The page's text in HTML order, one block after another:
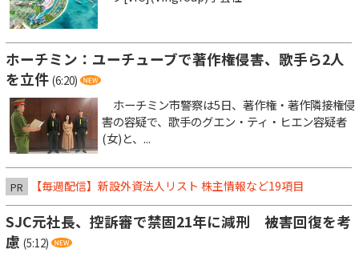
ホーチミン：ユーチューブで著作権侵害、歌手ら2人
を立件 (6:20)
ホーチミン市警察は5日、著作権・著作隣接権侵
害の容疑で、歌手のグエン・ティ・ヒエン容疑者
(女)と、...
PR 【毎週配信】新設外資法人リスト 株主情報など19項目
SJC元社長、控訴審で禁固21年に減刑 被害回復を考
慮 (5:12)